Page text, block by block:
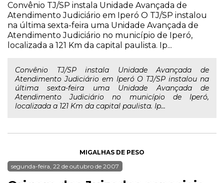
Convênio TJ/SP instala Unidade Avançada de
Atendimento Judiciário em Iperó O TJ/SP instalou
na última sexta-feira uma Unidade Avançada de
Atendimento Judiciário no município de Iperó,
localizada a 121 Km da capital paulista. Ip...
Convênio TJ/SP instala Unidade Avançada de
Atendimento Judiciário em Iperó O TJ/SP instalou na
última sexta-feira uma Unidade Avançada de
Atendimento Judiciário no município de Iperó,
localizada a 121 Km da capital paulista. Ip...
MIGALHAS DE PESO
segunda-feira, 22 de outubro de 2007